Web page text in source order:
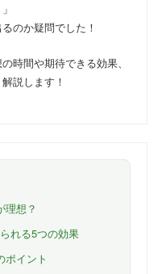
のか疑問でした！
時間や期待できる効果、
説します！
理想？
れる5つの効果
ポイント